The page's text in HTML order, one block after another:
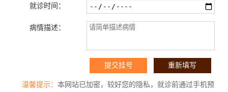
就诊时间：
病情描述：
温馨提示：本网站已加密，较好您的隐私，就诊前通过手机预